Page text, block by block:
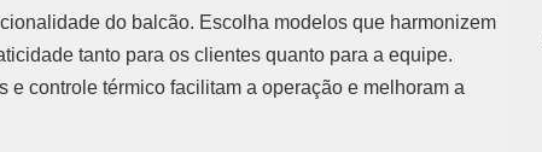
do balcão. Escolha modelos que harmonizem
tanto para os clientes quanto para a equipe.
controle térmico facilitam a operação e melhoram a